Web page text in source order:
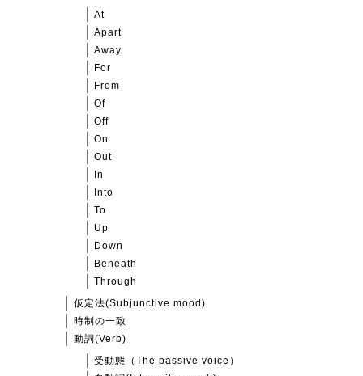
At
Apart
Away
For
From
Of
Off
On
Out
In
Into
To
Up
Down
Beneath
Through
仮定法(Subjunctive mood)
時制の一致
動詞(Verb)
受動態（The passive voice）